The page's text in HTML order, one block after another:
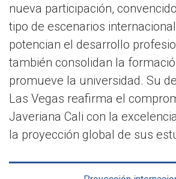
nueva participación,
tipo de escenarios
potencian el desarrollo
también consolidan la
promueve la universidad. Su
Las Vegas reafirma el
Javeriana Cali con la
la proyección global de sus